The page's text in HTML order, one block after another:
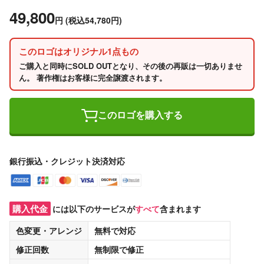
49,800円 (税込54,780円)
このロゴはオリジナル1点もの
ご購入と同時にSOLD OUTとなり、その後の再販は一切ありませ
ん。 著作権はお客様に完全譲渡されます。
このロゴを購入する
銀行振込・クレジット決済対応
購入代金 には以下のサービスがすべて含まれます
色変更・アレンジ
無料で対応
修正回数
無制限で修正